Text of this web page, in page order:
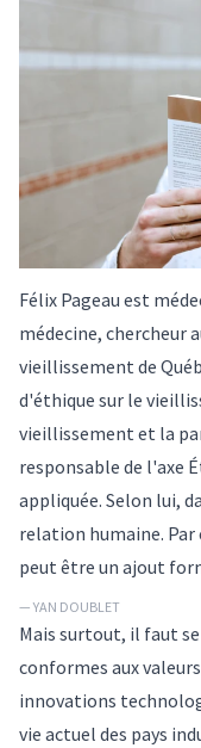
Félix Pageau est
médecine, chercheur
vieillissement de
d'éthique sur le
vieillissement et la
responsable de l'axe
appliquée. Selon lui,
relation humaine.
peut être un ajout
— YAN DOUBLET
Mais surtout, il faut
conformes aux
innovations
vie actuel des pays